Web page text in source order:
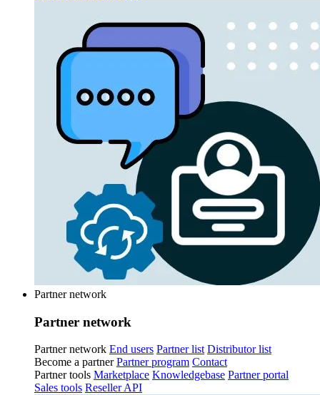
Partner network
Partner network
Partner network End users Partner list Distributor list
Become a partner Partner program Contact
Partner tools Marketplace Knowledgebase Partner portal
Sales tools Reseller API